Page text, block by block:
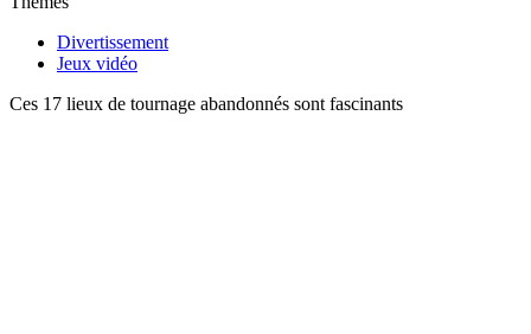
Divertissement
Jeux vidéo
Ces 17 lieux de tournage abandonnés sont fascinants